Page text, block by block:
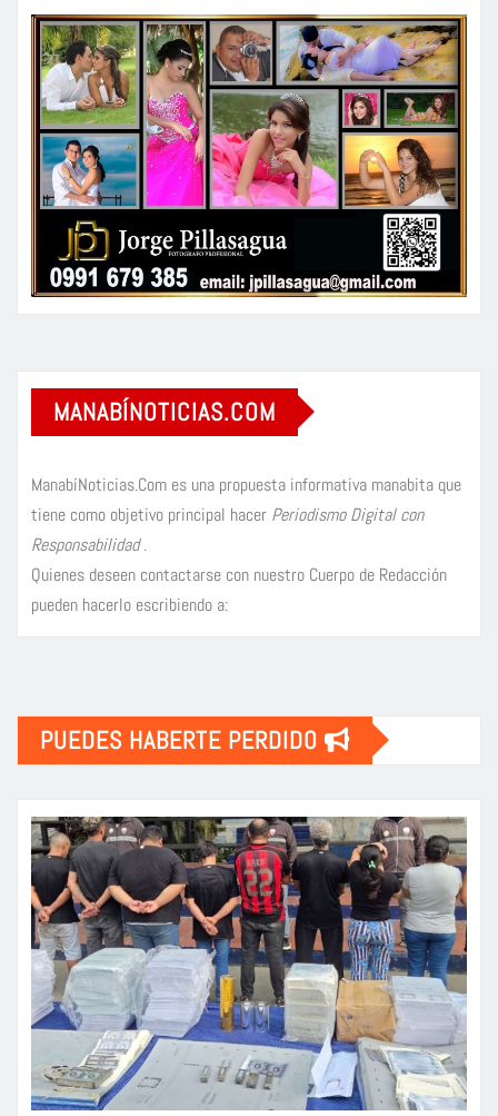
MANABÍNOTICIAS.COM
ManabíNoticias.Com es una propuesta informativa manabita que
tiene como objetivo principal hacer Periodismo Digital con
Responsabilidad.
Quienes deseen contactarse con nuestro Cuerpo de Redacción
pueden hacerlo escribiendo a:
PUEDES HABERTE PERDIDO